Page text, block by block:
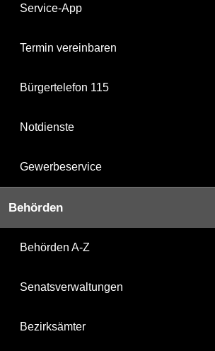
Service-App
Termin vereinbaren
Bürgertelefon 115
Notdienste
Gewerbeservice
Behörden
Behörden A-Z
Senatsverwaltungen
Bezirksämter